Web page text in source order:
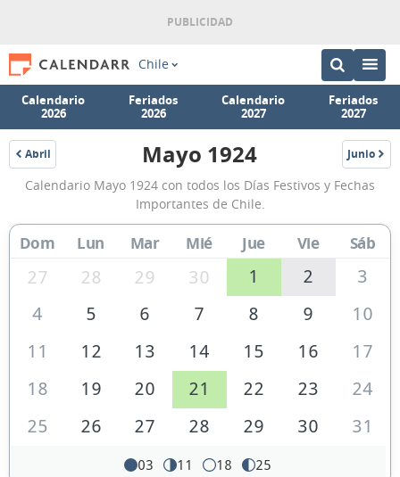
Chile
Calendario
2026
Feriados
2026
Calendario
2027
Feriados
2027
Abril
1924
Calendario
Mayo
1924
de
Chile
Mayo 1924 Junio
1924
Calendario Mayo 1924 con todos los Días Festivos y Fechas
Importantes de Chile.
Dom Lun Mar Mié Jue Vie Sáb
27 28 29 30 1 2
3
4
5 6 7 8 9
10
11
12 13 14 15 16
17
18
19 20 21 22 23
24
25
26 27 28 29 30 31
03 11 18 25